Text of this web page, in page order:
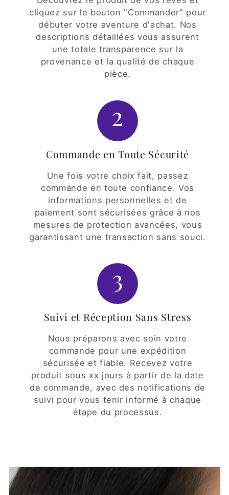
cliquez sur le bouton "Commander" pour
débuter votre aventure d'achat. Nos
descriptions détaillées vous assurent
une totale transparence sur la
provenance et la qualité de chaque
pièce.
2
Commande en Toute Sécurité
Une fois votre choix fait, passez
commande en toute confiance. Vos
informations personnelles et de
paiement sont sécurisées grâce à nos
mesures de protection avancées, vous
garantissant une transaction sans souci.
3
Suivi et Réception Sans Stress
Nous préparons avec soin votre
commande pour une expédition
sécurisée et fiable. Recevez votre
produit sous xx jours à partir de la date
de commande, avec des notifications de
suivi pour vous tenir informé à chaque
étape du processus.